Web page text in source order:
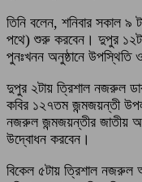
তিনি বলেন, শনিবার সকাল ৯
পথে) শুরু করবেন। দুপুর
পুনঃখনন অনুষ্ঠানে উপস্থিতি
দুপুর ২টায় ত্রিশাল নজরুল
কবির ১২৭তম জন্মজয়ন্তী
নজরুল জন্মজয়ন্তীর জাতীয়
উদ্বোধন করবেন।
বিকেল ৫টায় ত্রিশাল নজরুল